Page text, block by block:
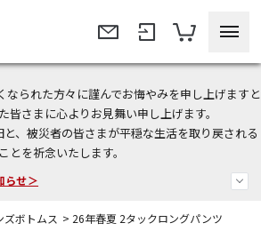
なられた方々に謹んでお悔やみを申し上げますと
皆さまに心よりお見舞い申し上げます。
、被災者の皆さまが平穏な生活を取り戻される
ことを祈念いたします。
発送・お問い合わせ＞
円OFFクーポンプレゼント！
らせ＞
ズボトムス > 26年春夏 2タックロングパンツ